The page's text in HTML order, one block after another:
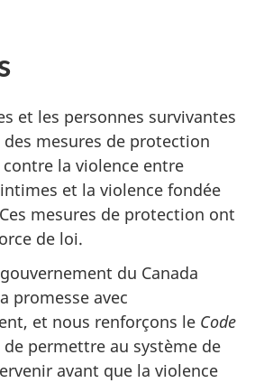
et les personnes survivantes
mesures de protection
la violence entre
et la violence fondée
mesures de protection ont
de loi.
du Canada
promesse avec
et nous renforçons le Code
de permettre au système de
avant que la violence